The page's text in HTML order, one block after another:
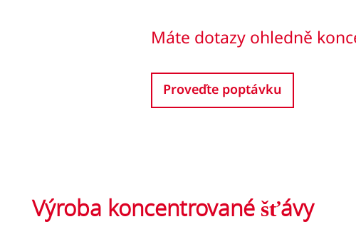
Máte dotazy ohledně
Proveďte poptávku
Výroba koncentrované šťávy